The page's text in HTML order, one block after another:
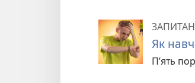
Як
П’ять